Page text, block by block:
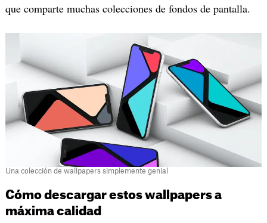
que comparte muchas colecciones de fondos de pantalla.
Una colección de wallpapers simplemente genial
Cómo descargar estos wallpapers a
máxima calidad